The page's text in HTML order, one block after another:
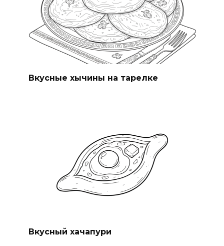
Вкусные хычины на тарелке
Вкусный хачапури